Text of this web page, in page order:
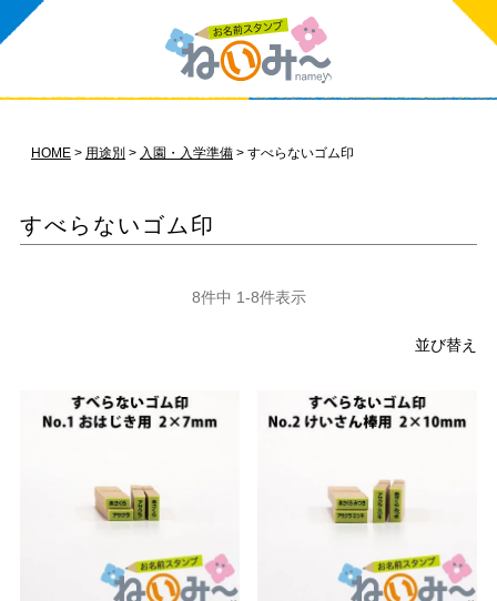
HOME 用途別 入園・入学準備 すべらないゴム印
すべらないゴム印
並び替え
8件中 1-8件表示